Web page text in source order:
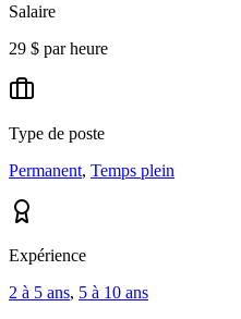
Salaire
29 $ par heure
Type de poste
Permanent, Temps plein
Expérience
2 à 5 ans, 5 à 10 ans